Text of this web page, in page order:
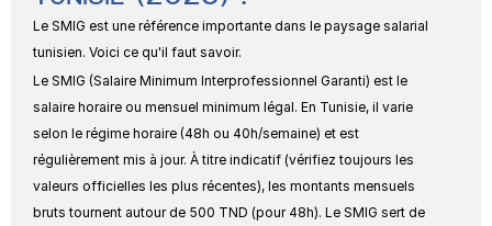
Le SMIG est une référence importante dans le paysage salarial
tunisien. Voici ce qu'il faut savoir.
Le SMIG (Salaire Minimum Interprofessionnel Garanti) est le
salaire horaire ou mensuel minimum légal. En Tunisie, il varie
selon le régime horaire (48h ou 40h/semaine) et est
régulièrement mis à jour. À titre indicatif (vérifiez toujours les
valeurs officielles les plus récentes), les montants mensuels
bruts tournent autour de 500 TND (pour 48h). Le SMIG sert de